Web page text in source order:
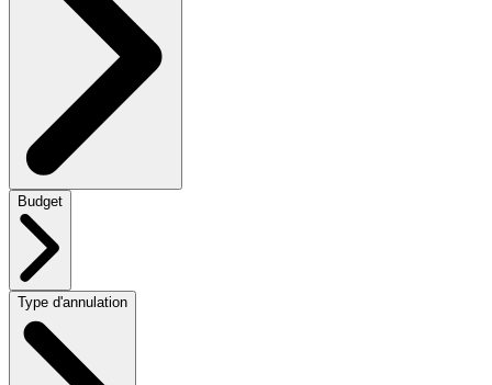
Budget
Type d'annulation